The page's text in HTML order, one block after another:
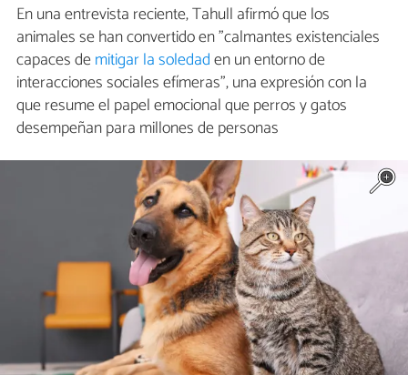
En una entrevista reciente, Tahull afirmó que los
animales se han convertido en "calmantes existenciales
capaces demitigar la soledaden un entorno de
interacciones sociales efímeras", una expresión con la
que resume el papel emocional que perros y gatos
desempeñan para millones de personas